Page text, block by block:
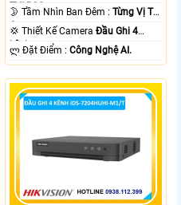
TVI BCS.
🌛 Tầm Nhìn Ban Đêm :Từng Vị Trí
Camera .
💢 Thiết Kế CameraĐầu Ghi 4
kênh.
️ლ Đặt Điểm :Công Nghệ AI.